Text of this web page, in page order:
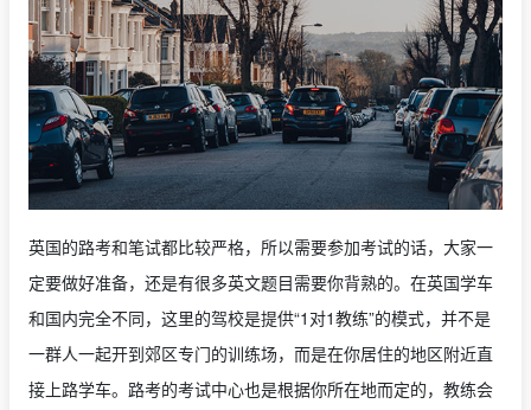
英国的路考和笔试都比较严格，所以需要参加考试的话，大家一
定要做好准备，还是有很多英文题目需要你背熟的。在英国学车
和国内完全不同，这里的驾校是提供“1对1教练”的模式，并不是
一群人一起开到郊区专门的训练场，而是在你居住的地区附近直
接上路学车。路考的考试中心也是根据你所在地而定的，教练会